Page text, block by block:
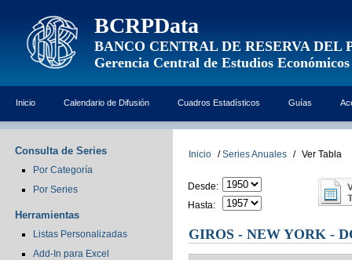
BCRPData
BANCO CENTRAL DE RESERVA DEL
Gerencia Central de Estudios Económicos
Inicio Calendario de Difusión Cuadros Estadísticos Guías
Consulta de Series
Por Categoría
Por Series
Herramientas
Listas Personalizadas
Add-In para Excel
Inicio / Series Anuales / Ver Tabla
Desde:
Hasta:
GIROS - NEW YORK -